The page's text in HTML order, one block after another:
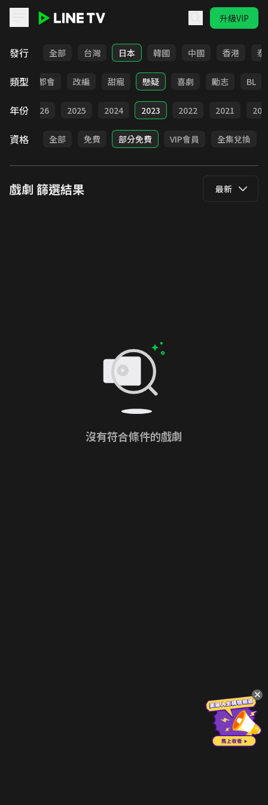
升級VIP
發行 全部 台灣 日本 韓國 中國 香港 泰
類型
愛情 都會 改編 甜寵 懸疑 喜劇 勵志 BL
年份
部 2026 2025 2024 2023 2022 2021
資格 全部 免費 部分免費 VIP會員 全集兌換
戲劇 篩選結果 最新
沒有符合條件的戲劇